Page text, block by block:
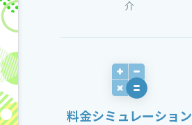
介
料金シミュレーション